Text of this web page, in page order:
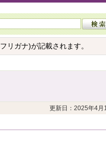
リガナ)が記載されます。
更新日：2025年4月